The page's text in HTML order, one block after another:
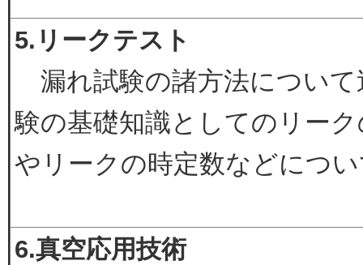
5.リークテスト
漏れ試験の諸方法につい
験の基礎知識としてのリー
やリークの時定数などにつ
6.真空応用技術